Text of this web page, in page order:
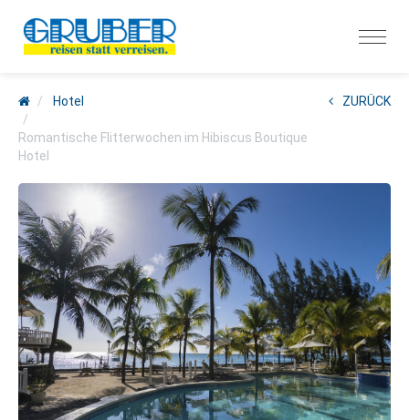
Hotel
Romantische Flitterwochen im Hibiscus Boutique
Hotel
ZURÜCK